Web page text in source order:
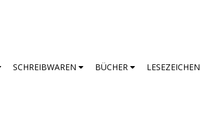
SCHREIBWAREN BÜCHER LESEZEICHEN